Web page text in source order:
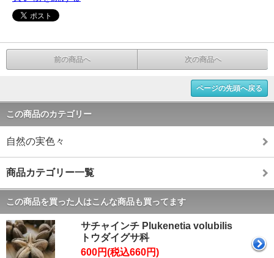
前の商品へ 次の商品へ
ページの先頭へ戻る
この商品のカテゴリー
自然の実色々
商品カテゴリー一覧
この商品を買った人はこんな商品も買ってます
サチャインチ Plukenetia volubilis
トウダイグサ科
600円(税込660円)